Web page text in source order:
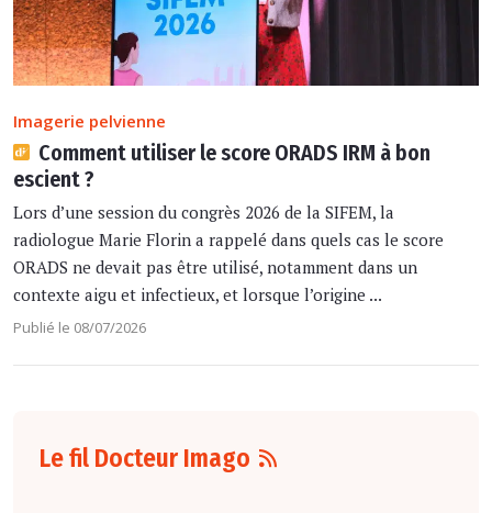
Imagerie pelvienne
Comment utiliser le score ORADS IRM à bon
escient ?
Lors d’une session du congrès 2026 de la SIFEM, la
radiologue Marie Florin a rappelé dans quels cas le score
ORADS ne devait pas être utilisé, notamment dans un
contexte aigu et infectieux, et lorsque l’origine ...
Publié le 08/07/2026
Le fil Docteur Imago